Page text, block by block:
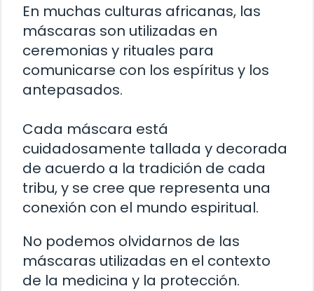
En muchas culturas africanas, las
máscaras son utilizadas en
ceremonias y rituales para
comunicarse con los espíritus y los
antepasados.
Cada máscara está
cuidadosamente tallada y decorada
de acuerdo a la tradición de cada
tribu, y se cree que representa una
conexión con el mundo espiritual.
No podemos olvidarnos de las
máscaras utilizadas en el contexto
de la medicina y la protección.